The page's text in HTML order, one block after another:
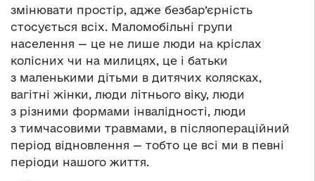
змінювати простір, адже безбар’єрність
стосується всіх. Маломобільні групи
населення — це не лише люди на кріслах
колісних чи на милицях, це і батьки
з маленькими дітьми в дитячих колясках,
вагітні жінки, люди літнього віку, люди
з різними формами інвалідності, люди
з тимчасовими травмами, в післяопераційний
період відновлення — тобто це всі ми в певні
періоди нашого життя.